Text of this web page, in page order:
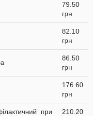
79.50
грн
82.10
грн
86.50
грн
176.60
грн
при
210.20